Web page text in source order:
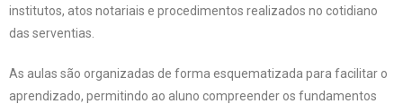
institutos, atos notariais e procedimentos realizados no cotidiano
das serventias.
As aulas são organizadas de forma esquematizada para facilitar o
aprendizado, permitindo ao aluno compreender os fundamentos